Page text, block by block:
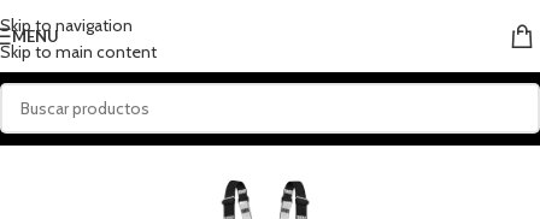
Skip to navigation
Skip to main content
MENU